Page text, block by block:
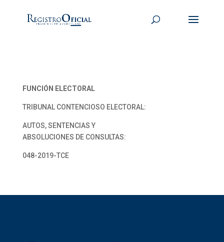
FUNCIÓN ELECTORAL
TRIBUNAL CONTENCIOSO ELECTORAL:
AUTOS, SENTENCIAS Y
ABSOLUCIONES DE CONSULTAS:
048-2019-TCE